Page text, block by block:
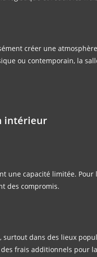
créer une
ou contemporain, la
intérieur
une capacité limitée.
des compromis.
dans des lieux
frais additionnels pour